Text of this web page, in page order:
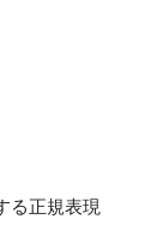
る正規表現